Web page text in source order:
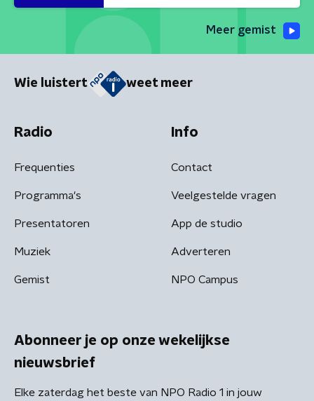
Meer gemist
Wie luistert weet meer
Radio
Frequenties
Programma's
Presentatoren
Muziek
Gemist
Info
Contact
Veelgestelde vragen
App de studio
Adverteren
NPO Campus
Abonneer je op onze wekelijkse
nieuwsbrief
Elke zaterdag het beste van NPO Radio 1 in jouw